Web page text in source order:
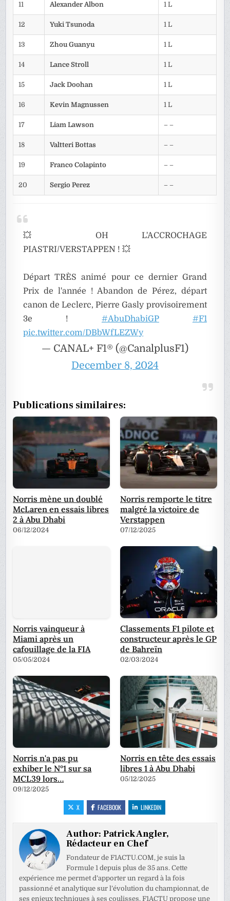
11 Alexander Albon 1 L
12 Yuki Tsunoda 1 L
13 Zhou Guanyu 1 L
14 Lance Stroll 1 L
15 Jack Doohan 1 L
16 Kevin Magnussen 1 L
17 Liam Lawson – –
18 Valtteri Bottas – –
19 Franco Colapinto – –
20 Sergio Perez – –
💥 OH L'ACCROCHAGE
PIASTRI/VERSTAPPEN ! 💥
Départ TRÈS animé pour ce dernier Grand
Prix de l'année ! Abandon de Pérez, départ
canon de Leclerc, Pierre Gasly provisoirement
3e ! #AbuDhabiGP
#F1
pic.twitter.com/DBbWfLEZWy
— CANAL+ F1® (@CanalplusF1)
December 8, 2024
Publications similaires:
Norris mène un doublé
McLaren en essais libres
2 à Abu Dhabi
06/12/2024
Norris remporte le titre
malgré la victoire de
Verstappen
07/12/2025
Norris vainqueur à
Miami après un
cafouillage de la FIA
05/05/2024
Classements F1 pilote et
constructeur après le GP
de Bahreïn
02/03/2024
Norris n'a pas pu
exhiber le N°1 sur sa
MCL39 lors…
09/12/2025
Norris en tête des essais
libres 1 à Abu Dhabi
05/12/2025
X FACEBOOK LINKEDIN
Author:Patrick Angler,
Rédacteur en Chef
Fondateur de F1ACTU.COM, je suis la
Formule 1 depuis plus de 35 ans. Cette
expérience me permet d’apporter un regard à la fois
passionné et analytique sur l’évolution du championnat, de
ses enjeux techniques à ses coulisses. F1ACTU propose une